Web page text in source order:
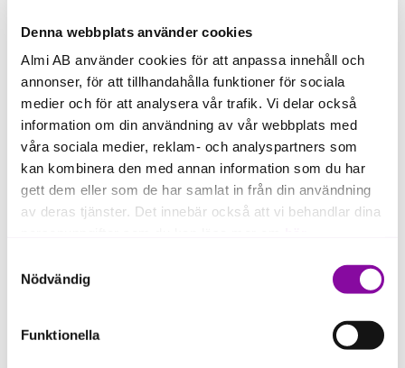
Denna webbplats använder cookies
Almi AB använder cookies för att anpassa innehåll och
annonser, för att tillhandahålla funktioner för sociala
medier och för att analysera vår trafik. Vi delar också
information om din användning av vår webbplats med
våra sociala medier, reklam- och analyspartners som
kan kombinera den med annan information som du har
gett dem eller som de har samlat in från din användning
av deras tjänster. Det innebär också att vi behandlar dina
Om du klickar på avvisa kommer användning av kakor
eller delning av information enligt ovan, inte att ske,
förutom för kakor som är nödvändiga för att hemsidan
ska fungera se mer under inställningar.
Nödvändig
Funktionella
Portföljbolag
Ett urval av de bolag Peter jobbar med.
Våra portföljbolag